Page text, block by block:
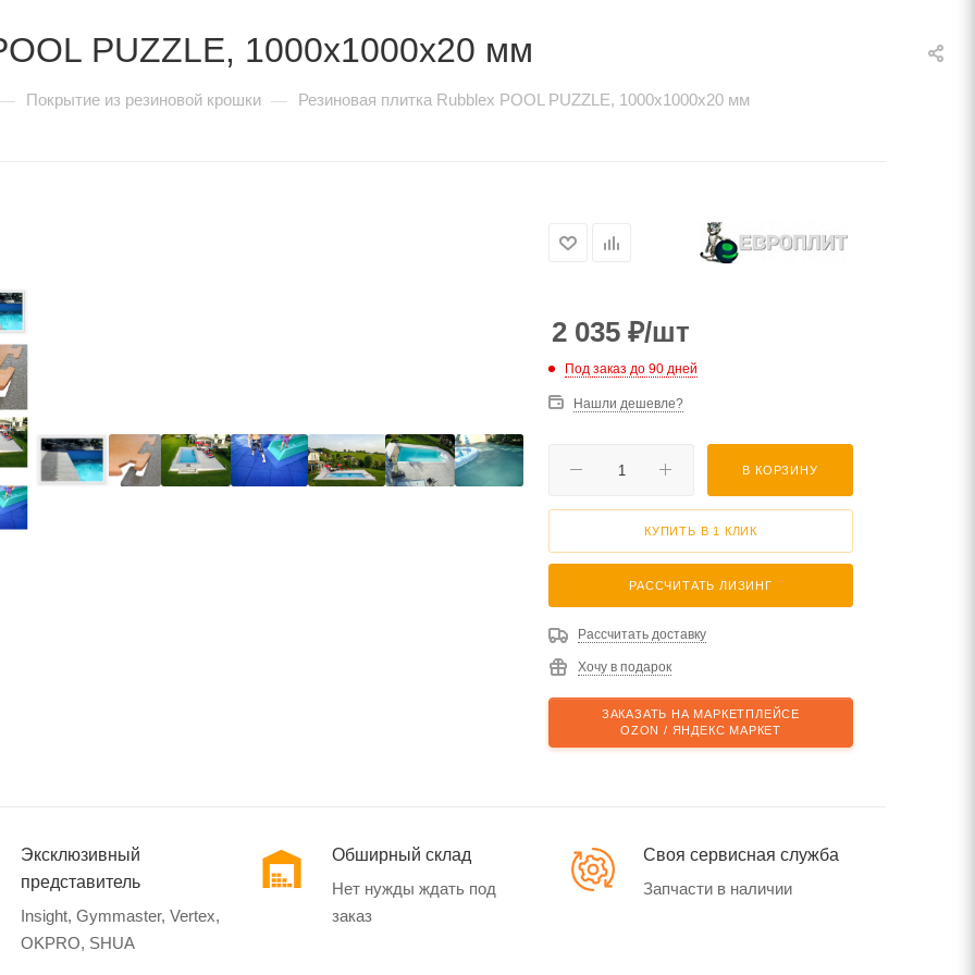
PUZZLE, 1000x1000х20 мм
— Покрытие из резиновой крошки — Резиновая плитка Rubblex POOL PUZZLE, 1000x1000х20 мм
2 035 ₽/шт
Под заказ до 90 дней
Нашли дешевле?
В КОРЗИНУ
КУПИТЬ В 1 КЛИК
РАССЧИТАТЬ ЛИЗИНГ
Рассчитать доставку
Хочу в подарок
ЗАКАЗАТЬ НА МАРКЕТПЛЕЙСЕ
OZON / ЯНДЕКС МАРКЕТ
Эксклюзивный
представитель
Insight, Gymmaster, Vertex,
OKPRO, SHUA
Обширный склад
Нет нужды ждать под
заказ
Своя сервисная служба
Запчасти в наличии